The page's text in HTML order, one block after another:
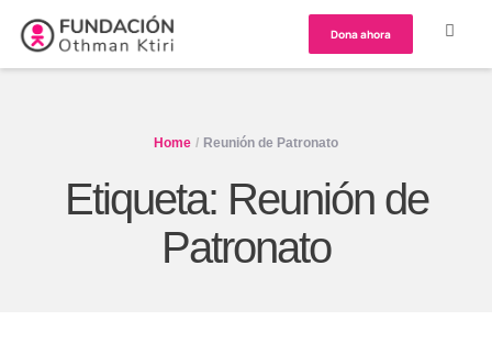
Dona ahora
Home / Reunión de Patronato
Etiqueta: Reunión de
Patronato